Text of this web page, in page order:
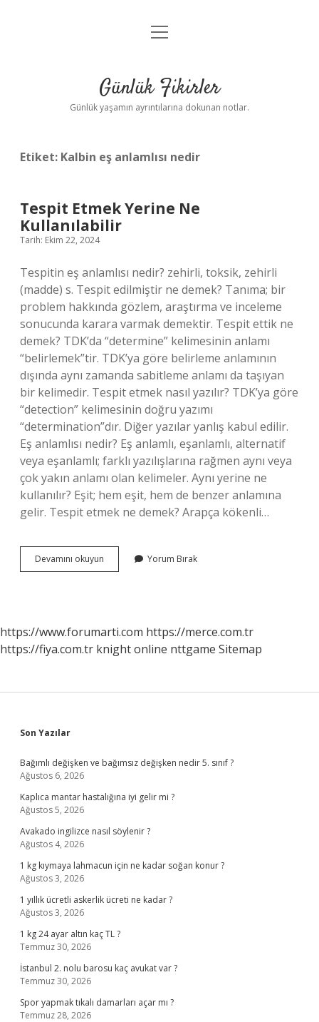
Anasayfa
Yasal Uyarı
menüyü
Günlük Fikirler
Günlük yaşamın ayrıntılarına dokunan notlar.
Etiket: Kalbin eş anlamlısı nedir
Tespit Etmek Yerine Ne
Kullanılabilir
Tarih: Ekim 22, 2024
Tespitin eş anlamlısı nedir? zehirli, toksik, zehirli
(madde) s. Tespit edilmiştir ne demek? Tanıma; bir
problem hakkında gözlem, araştırma ve inceleme
sonucunda karara varmak demektir. Tespit ettik ne
demek? TDK’da “determine” kelimesinin anlamı
“belirlemek”tir. TDK’ya göre belirleme anlamının
dışında aynı zamanda sabitleme anlamı da taşıyan
bir kelimedir. Tespit etmek nasıl yazılır? TDK’ya göre
“detection” kelimesinin doğru yazımı
“determination”dır. Diğer yazılar yanlış kabul edilir.
Eş anlamlısı nedir? Eş anlamlı, eşanlamlı, alternatif
veya eşanlamlı; farklı yazılışlarına rağmen aynı veya
çok yakın anlamı olan kelimeler. Aynı yerine ne
kullanılır? Eşit; hem eşit, hem de benzer anlamına
gelir. Tespit etmek ne demek? Arapça kökenli…
Devamını okuyun
Etmek
Yorum Bırak
https://www.forumarti.com https://merce.com.tr
https://fiya.com.tr knight online nttgame Sitemap
Sidebar
Son Yazılar
Bağımlı değişken ve bağımsız değişken nedir 5. sınıf ?
Ağustos 6, 2026
Kaplıca mantar hastalığına iyi gelir mi ?
Ağustos 5, 2026
Avakado ingilizce nasıl söylenir ?
Ağustos 4, 2026
1 kg kıymaya lahmacun için ne kadar soğan konur ?
Ağustos 3, 2026
1 yıllık ücretli askerlik ücreti ne kadar ?
Ağustos 3, 2026
1 kg 24 ayar altın kaç TL ?
Temmuz 30, 2026
İstanbul 2. nolu barosu kaç avukat var ?
Temmuz 30, 2026
Spor yapmak tıkalı damarları açar mı ?
Temmuz 28, 2026